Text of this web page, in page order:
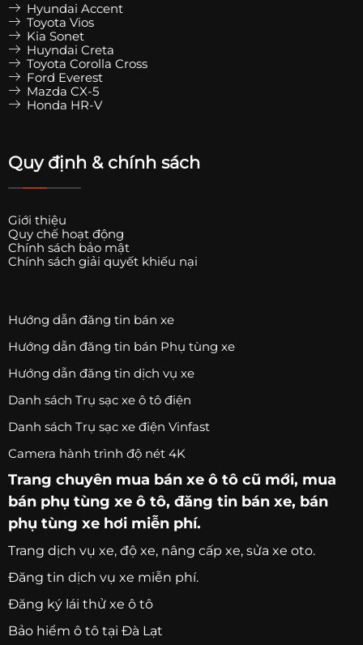
Hyundai Accent
Toyota Vios
Kia Sonet
Huyndai Creta
Toyota Corolla Cross
Ford Everest
Mazda CX-5
Honda HR-V
Quy định & chính sách
Giới thiệu
Quy chế hoạt động
Chính sách bảo mật
Chính sách giải quyết khiếu nại
Hướng dẫn đăng tin bán xe
Hướng dẫn đăng tin bán Phụ tùng xe
Hướng dẫn đăng tin dịch vụ xe
Danh sách Trụ sạc xe ô tô điện
Danh sách Trụ sạc xe điện Vinfast
Camera hành trình độ nét 4K
Trang chuyên mua bán xe ô tô cũ mới, mua
bán phụ tùng xe ô tô, đăng tin bán xe, bán
phụ tùng xe hơi miễn phí.
Trang dịch vụ xe, độ xe, nâng cấp xe, sửa xe oto.
Đăng tin dịch vụ xe miễn phí.
Đăng ký lái thử xe ô tô
Bảo hiểm ô tô tại Đà Lạt